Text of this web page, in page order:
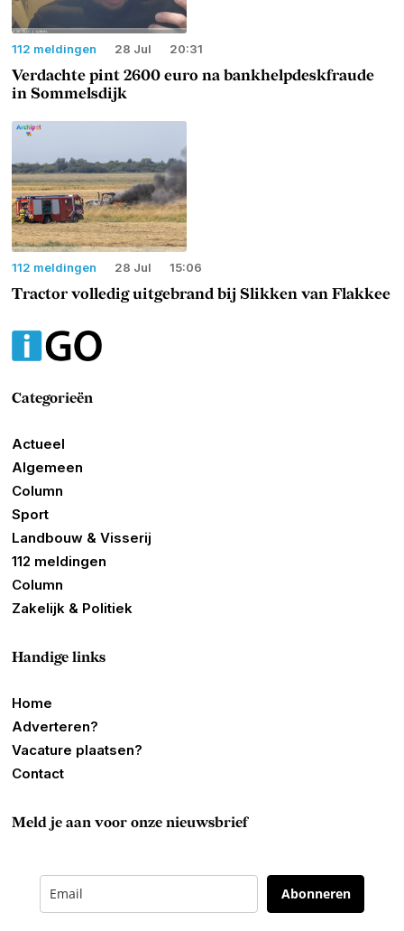
112 meldingen 28 Jul 20:31
Verdachte pint 2600 euro na bankhelpdeskfraude
in Sommelsdijk
112 meldingen 28 Jul 15:06
Tractor volledig uitgebrand bij Slikken van Flakkee
Categorieën
Actueel
Algemeen
Column
Sport
Landbouw & Visserij
112 meldingen
Column
Zakelijk & Politiek
Handige links
Home
Adverteren?
Vacature plaatsen?
Contact
Meld je aan voor onze nieuwsbrief
Abonneren